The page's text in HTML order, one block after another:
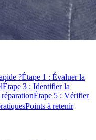
?Étape 1 : Évaluer la
Étape 3 : Identifier la
Étape 5 : Vérifier
Points à retenir